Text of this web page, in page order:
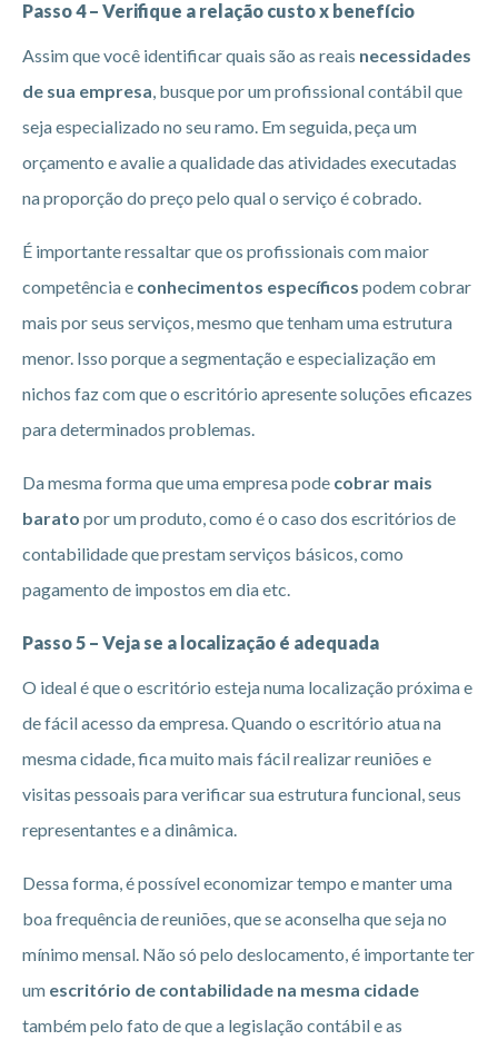
Passo 4 – Verifique a relação custo x benefício
Assim que você identificar quais são as reais necessidades
de sua empresa, busque por um profissional contábil que
seja especializado no seu ramo. Em seguida, peça um
orçamento e avalie a qualidade das atividades executadas
na proporção do preço pelo qual o serviço é cobrado.
É importante ressaltar que os profissionais com maior
competência e conhecimentos específicos podem cobrar
mais por seus serviços, mesmo que tenham uma estrutura
menor. Isso porque a segmentação e especialização em
nichos faz com que o escritório apresente soluções eficazes
para determinados problemas.
Da mesma forma que uma empresa pode cobrar mais
barato por um produto, como é o caso dos escritórios de
contabilidade que prestam serviços básicos, como
pagamento de impostos em dia etc.
Passo 5 – Veja se a localização é adequada
O ideal é que o escritório esteja numa localização próxima e
de fácil acesso da empresa. Quando o escritório atua na
mesma cidade, fica muito mais fácil realizar reuniões e
visitas pessoais para verificar sua estrutura funcional, seus
representantes e a dinâmica.
Dessa forma, é possível economizar tempo e manter uma
boa frequência de reuniões, que se aconselha que seja no
mínimo mensal. Não só pelo deslocamento, é importante ter
um escritório de contabilidade na mesma cidade
também pelo fato de que a legislação contábil e as